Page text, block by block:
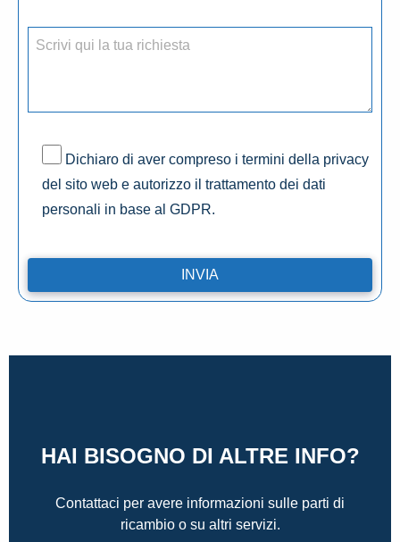
Dichiaro di aver compreso i termini della privacy
del sito web e autorizzo il trattamento dei dati
personali in base al GDPR.
HAI BISOGNO DI ALTRE INFO?
Contattaci per avere informazioni sulle parti di
ricambio o su altri servizi.